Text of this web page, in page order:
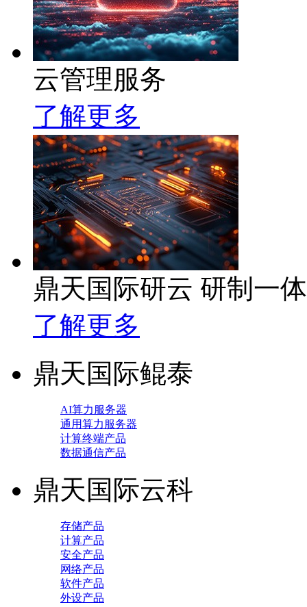
云管理服务
了解更多
鼎天国际研云 研制一
了解更多
鼎天国际鲲泰
AI算力服务器
通用算力服务器
计算终端产品
数据通信产品
鼎天国际云科
存储产品
计算产品
安全产品
网络产品
软件产品
外设产品